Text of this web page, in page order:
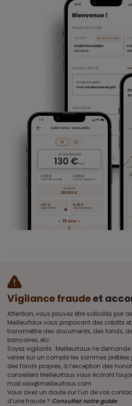
Vigilance fraudeet
Attention, vous pouvez être sollicités par
Meilleurtaux vous proposant des crédits
transmettre des documents, des fonds,
bancaires, etc.
Soyez vigilants · Meilleurtaux ne
verser sur un compte les sommes
des fonds propres, à l’exception des
conseillers Meilleurtaux vous écriront
mail xxxx@meilleurtaux.com
Vous avez un doute sur l’un de vos
d’une fraude ? Consultez notre guide.